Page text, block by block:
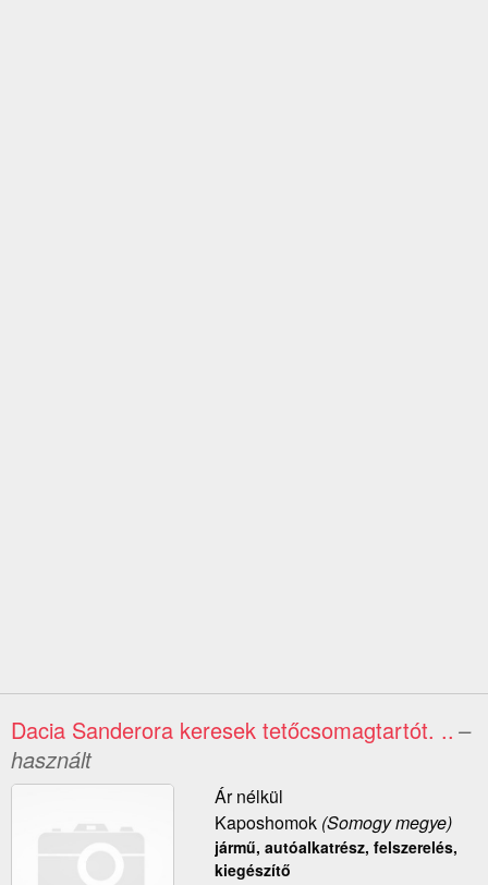
Dacia Sanderora keresek tetőcsomagtartót. .. –
használt
Ár nélkül
Kaposhomok(Somogy megye)
jármű, autóalkatrész, felszerelés,
kiegészítő